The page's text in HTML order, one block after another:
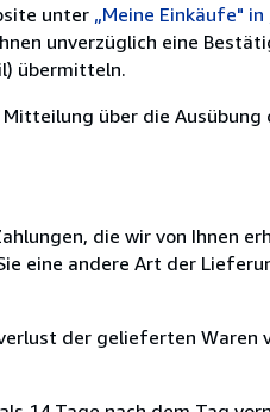
unter „Meine Einkäufe"
unverzüglich eine
übermitteln.
über die
die wir von Ihnen
eine andere Art der
der gelieferten Waren